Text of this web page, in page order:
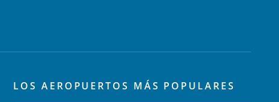
LOS AEROPUERTOS MÁS POPULARES